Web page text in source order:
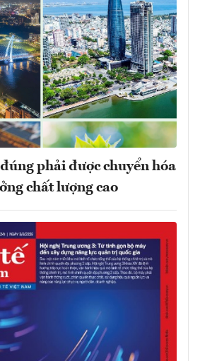
phải được chuyển hóa
chất lượng cao